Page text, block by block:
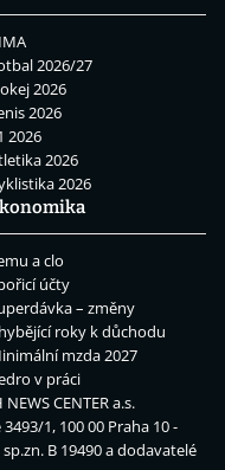
2026/27
2026
2026
2026
2026
2026
a clo
účty
– změny
roky k důchodu
mzda 2027
v práci
NEWS CENTER a.s.
1, 100 00 Praha 10 -
B 19490 a dodavatelé